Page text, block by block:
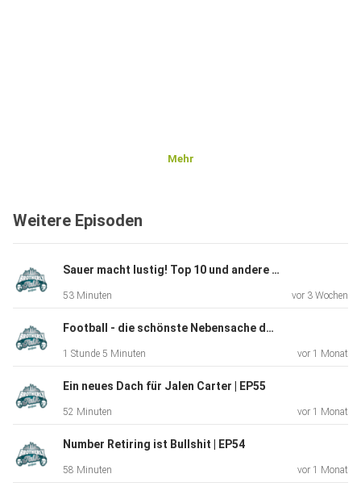
Mehr
Weitere Episoden
Sauer macht lustig! Top 10 und andere Märchen | EP57
53 Minuten vor 3 Wochen
Football - die schönste Nebensache der Welt | EP56
1 Stunde 5 Minuten vor 1 Monat
Ein neues Dach für Jalen Carter | EP55
52 Minuten vor 1 Monat
Number Retiring ist Bullshit | EP54
58 Minuten vor 1 Monat